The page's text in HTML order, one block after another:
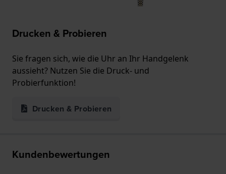
Drucken & Probieren
Sie fragen sich, wie die Uhr an Ihr Handgelenk
aussieht? Nutzen Sie die Druck- und
Probierfunktion!
Drucken & Probieren
Kundenbewertungen